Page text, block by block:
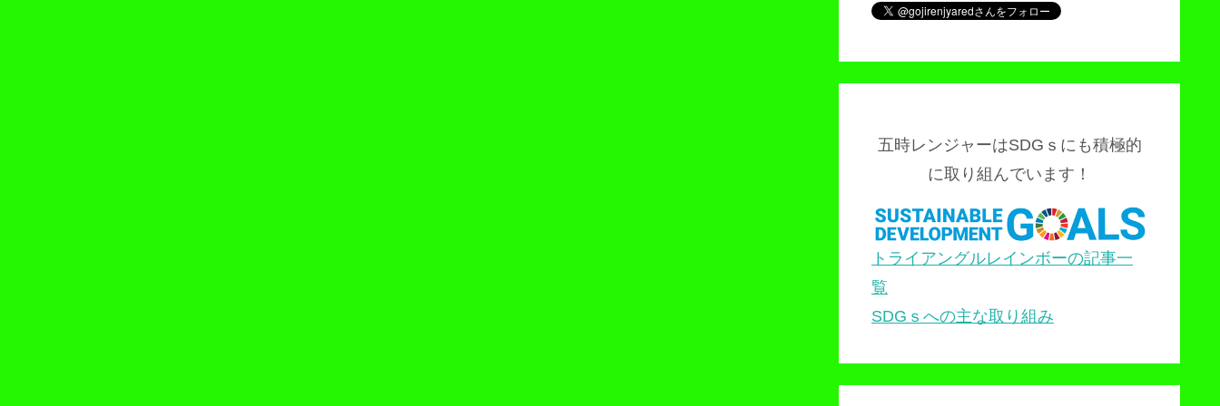
五時レンジャーはSDGｓにも積極的
に取り組んでいます！
トライアングルレインボーの記事一
覧
SDGｓへの主な取り組み